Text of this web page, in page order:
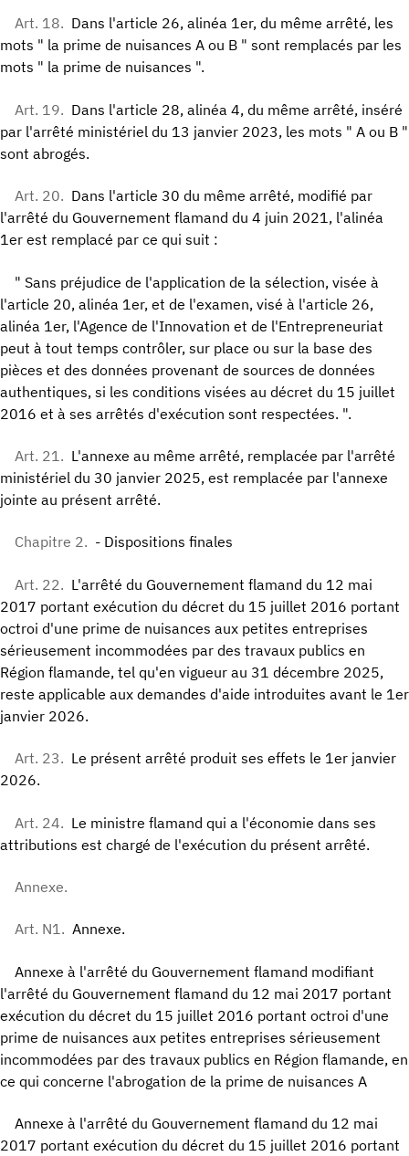
Art. 18. Dans l'article 26, alinéa 1er, du même arrêté, les
mots " la prime de nuisances A ou B " sont remplacés par les
mots " la prime de nuisances ".
Art. 19. Dans l'article 28, alinéa 4, du même arrêté, inséré
par l'arrêté ministériel du 13 janvier 2023, les mots " A ou B "
sont abrogés.
Art. 20. Dans l'article 30 du même arrêté, modifié par
l'arrêté du Gouvernement flamand du 4 juin 2021, l'alinéa
1er est remplacé par ce qui suit :
" Sans préjudice de l'application de la sélection, visée à
l'article 20, alinéa 1er, et de l'examen, visé à l'article 26,
alinéa 1er, l'Agence de l'Innovation et de l'Entrepreneuriat
peut à tout temps contrôler, sur place ou sur la base des
pièces et des données provenant de sources de données
authentiques, si les conditions visées au décret du 15 juillet
2016 et à ses arrêtés d'exécution sont respectées. ".
Art. 21. L'annexe au même arrêté, remplacée par l'arrêté
ministériel du 30 janvier 2025, est remplacée par l'annexe
jointe au présent arrêté.
Chapitre 2. - Dispositions finales
Art. 22. L'arrêté du Gouvernement flamand du 12 mai
2017 portant exécution du décret du 15 juillet 2016 portant
octroi d'une prime de nuisances aux petites entreprises
sérieusement incommodées par des travaux publics en
Région flamande, tel qu'en vigueur au 31 décembre 2025,
reste applicable aux demandes d'aide introduites avant le 1er
janvier 2026.
Art. 23. Le présent arrêté produit ses effets le 1er janvier
2026.
Art. 24. Le ministre flamand qui a l'économie dans ses
attributions est chargé de l'exécution du présent arrêté.
Annexe.
Art. N1. Annexe.
Annexe à l'arrêté du Gouvernement flamand modifiant
l'arrêté du Gouvernement flamand du 12 mai 2017 portant
exécution du décret du 15 juillet 2016 portant octroi d'une
prime de nuisances aux petites entreprises sérieusement
incommodées par des travaux publics en Région flamande, en
ce qui concerne l'abrogation de la prime de nuisances A
Annexe à l'arrêté du Gouvernement flamand du 12 mai
2017 portant exécution du décret du 15 juillet 2016 portant